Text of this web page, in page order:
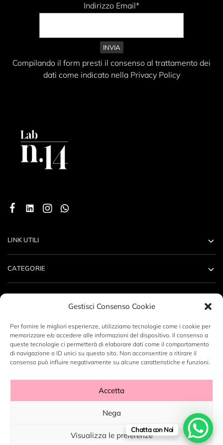
Gestisci Consenso Cookie
Per fornire le migliori esperienze, utilizziamo tecnologie come i cookie per
memorizzare e/o accedere alle informazioni del dispositivo. Il consenso a
queste tecnologie ci permetterà di elaborare dati come il comportamento
di navigazione o ID unici su questo sito. Non acconsentire o ritirare il
consenso può influire negativamente su alcune caratteristiche e funzioni.
Accetta
Nega
Visualizza le preferenze
Indirizzo Email*
Compilando il form presti il consenso al trattamento dei
dati come indicato nella Privacy Policy
LINK UTILI
CATEGORIE
CONTATTI
Copyright ©2023 LABORATORIO N14 SRL - P.Iva: 12496530960
- ByDeZign Art
Chatta con Noi